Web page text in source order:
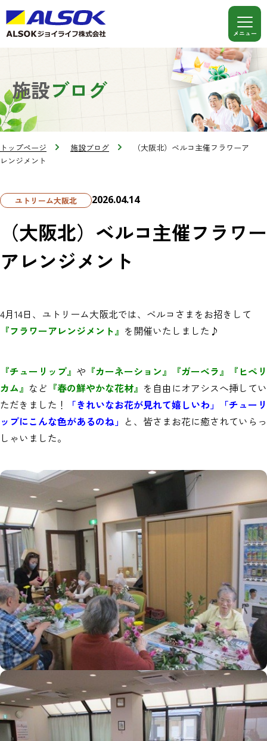
施設ブログ
トップページ 施設ブログ
（大阪北）ベルコ主催フラワーア
レンジメント
ユトリーム大阪北 2026.04.14
（大阪北）ベルコ主催フラワー
アレンジメント
4月14日、ユトリーム大阪北では、ベルコさまをお招きして
『フラワーアレンジメント』 を開催いたしました♪
『チューリップ』 や 『カーネーション』『ガーベラ』『ヒペリ
カム』 など 『春の鮮やかな花材』 を自由にオアシスへ挿してい
ただきました！
「きれいなお花が見れて嬉しいわ」「チューリ
ップにこんな色があるのね」 と、皆さまお花に癒されていらっ
しゃいました。